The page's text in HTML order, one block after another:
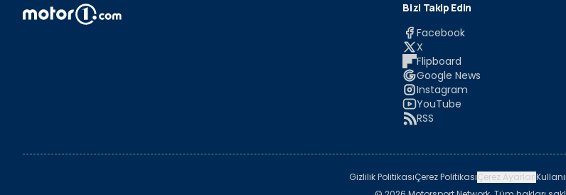
Bizi Takip Edin
Facebook
X
Flipboard
Google News
Instagram
YouTube
RSS
Gizlilik PolitikasıÇerez PolitikasıÇerez Ayarları